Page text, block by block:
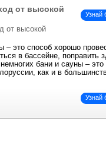
Узнай
от высокой
это способ хорошо
в бассейне, поправить
бани и сауны – это
как и в
Узнай